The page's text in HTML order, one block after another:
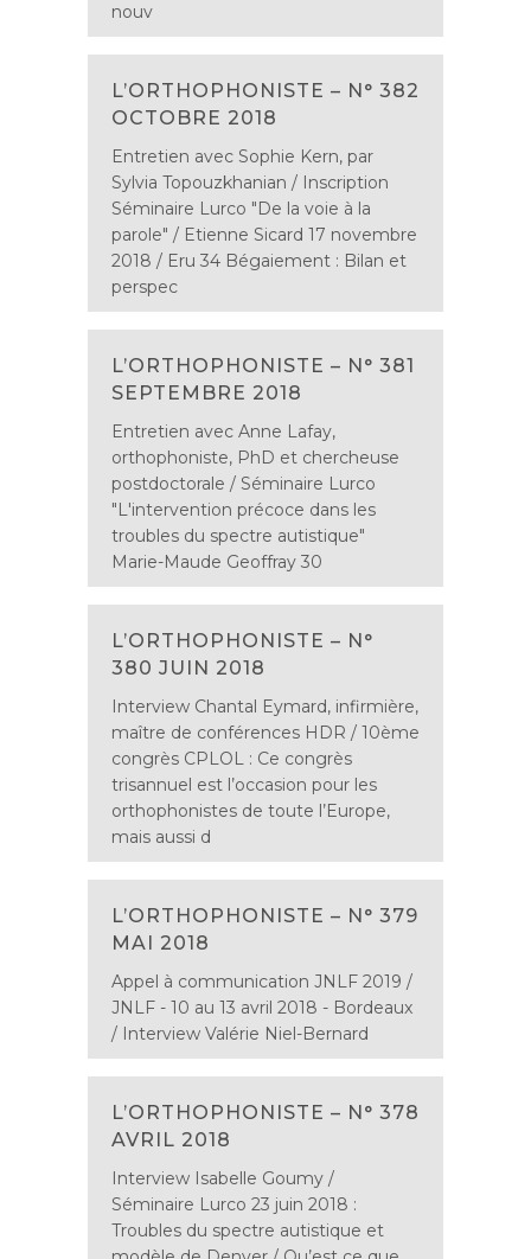
nouv
L’ORTHOPHONISTE – N° 382
OCTOBRE 2018
Entretien avec Sophie Kern, par
Sylvia Topouzkhanian / Inscription
Séminaire Lurco "De la voie à la
parole" / Etienne Sicard 17 novembre
2018 / Eru 34 Bégaiement : Bilan et
perspec
L’ORTHOPHONISTE – N° 381
SEPTEMBRE 2018
Entretien avec Anne Lafay,
orthophoniste, PhD et chercheuse
postdoctorale / Séminaire Lurco
"L'intervention précoce dans les
troubles du spectre autistique"
Marie-Maude Geoffray 30
L’ORTHOPHONISTE – N°
380 JUIN 2018
Interview Chantal Eymard, infirmière,
maître de conférences HDR / 10ème
congrès CPLOL : Ce congrès
trisannuel est l’occasion pour les
orthophonistes de toute l’Europe,
mais aussi d
L’ORTHOPHONISTE – N° 379
MAI 2018
Appel à communication JNLF 2019 /
JNLF - 10 au 13 avril 2018 - Bordeaux
/ Interview Valérie Niel-Bernard
L’ORTHOPHONISTE – N° 378
AVRIL 2018
Interview Isabelle Goumy /
Séminaire Lurco 23 juin 2018 :
Troubles du spectre autistique et